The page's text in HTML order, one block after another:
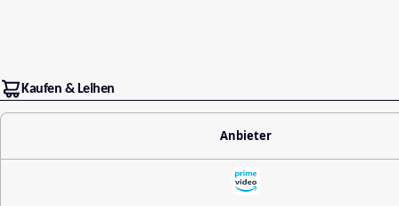
Kaufen & Leihen
Anbieter